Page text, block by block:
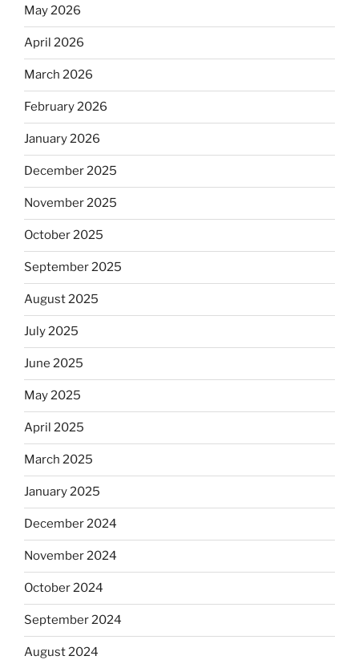
May 2026
April 2026
March 2026
February 2026
January 2026
December 2025
November 2025
October 2025
September 2025
August 2025
July 2025
June 2025
May 2025
April 2025
March 2025
January 2025
December 2024
November 2024
October 2024
September 2024
August 2024